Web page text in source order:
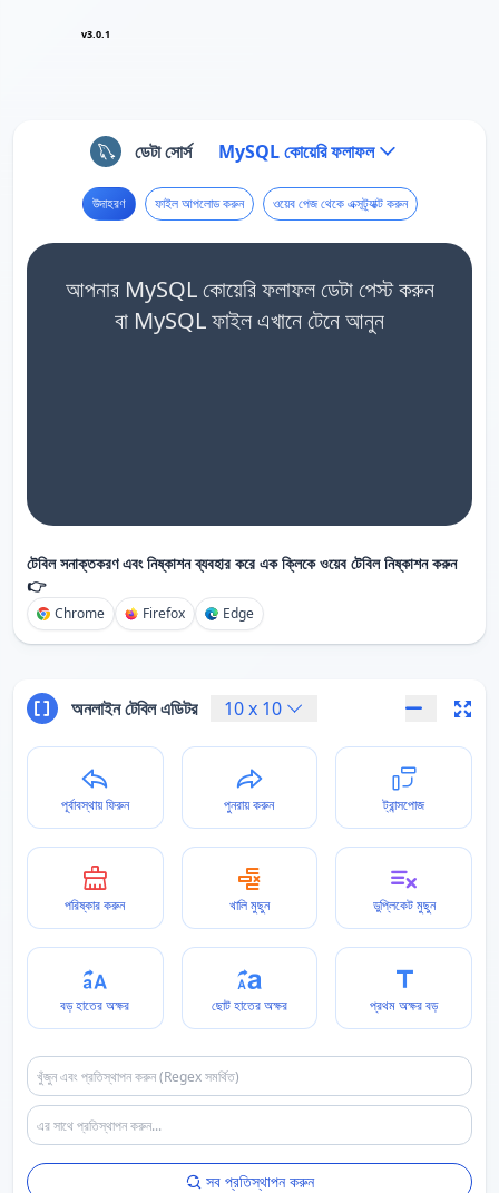
v3.0.1
ডেটা সোর্স MySQL কোয়েরি ফলাফল
উদাহরণ ফাইল আপলোড করুন ওয়েব পেজ থেকে এক্সট্র্যাক্ট করুন
আপনার MySQL কোয়েরি ফলাফল ডেটা পেস্ট করুন
বা MySQL ফাইল এখানে টেনে আনুন
টেবিল সনাক্তকরণ এবং নিষ্কাশন ব্যবহার করে এক ক্লিকে ওয়েব টেবিল নিষ্কাশন করুন
👉
Chrome Firefox Edge
অনলাইন টেবিল এডিটর 10x 10
পূর্বাবস্থায় ফিরুন পুনরায় করুন ট্রান্সপোজ
পরিষ্কার করুন খালি মুছুন ডুপ্লিকেট মুছুন
বড় হাতের অক্ষর ছোট হাতের অক্ষর প্রথম অক্ষর বড়
সব প্রতিস্থাপন করুন